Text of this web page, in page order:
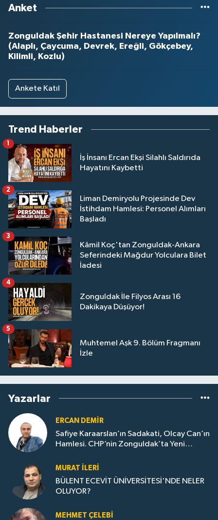
Anket
Zonguldak Şehir Hastanesi Nereye Yapılmalı?
(Alaplı, Çaycuma, Devrek, Ereğli, Gökçebey,
Kilimli, Kozlu)
Ankete Katıl
Trend Haberler
İş İnsanı Ercan Ekşi Silahlı Saldırıda
Hayatını Kaybetti
1
Liman Demiryolu Projesinde Dev
İstihdam Hamlesi: Personel Alımları
Başladı
2
Kâmil Koç'tan Zonguldak-Ankara
Seferindeki Mağdur Yolculara Bilet
İadesi
3
Zonguldak İle Filyos Arası 16
Dakikaya Düşüyor!
4
Muhtemel Aşk 9. Bölüm Fragmanı
İzle
5
Yazarlar
ERCAN DEMIR
Safiye Karaarslan’ın Sadakati, Olcay Can’ın
Hamlesi. CHP’nin Zonguldak’ta Yeni
MURAT İLERI
BÜLENT ECEVİT ÜNİVERSİTESİ'NDE NELER
OLUYOR?
MEHMET ÇELEBI